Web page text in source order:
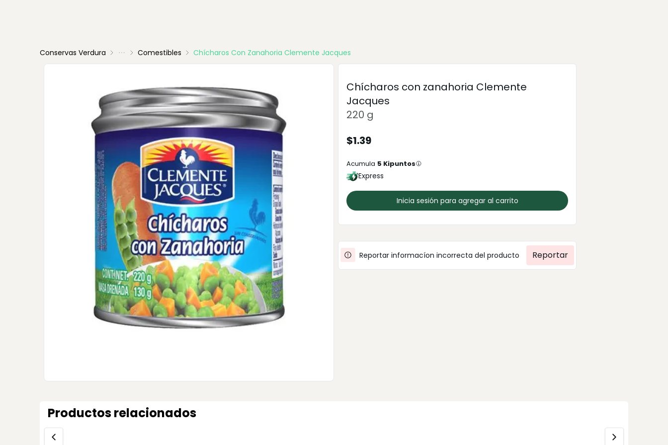
Conservas Verdura Comestibles Chícharos Con Zanahoria Clemente Jacques
Chícharos con zanahoria Clemente
Jacques
220 g
$1.39
Acumula 5 Kipuntos
Express
Inicia sesión para agregar al carrito
Reportar informacíon incorrecta del producto Reportar
Productos relacionados